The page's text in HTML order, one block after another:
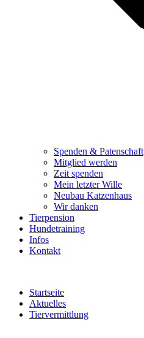
Spenden & Patenschaft
Mitglied werden
Zeit spenden
Mein letzter Wille
Neubau Katzenhaus
Wir danken
Tierpension
Hundetraining
Infos
Kontakt
Startseite
Aktuelles
Tiervermittlung